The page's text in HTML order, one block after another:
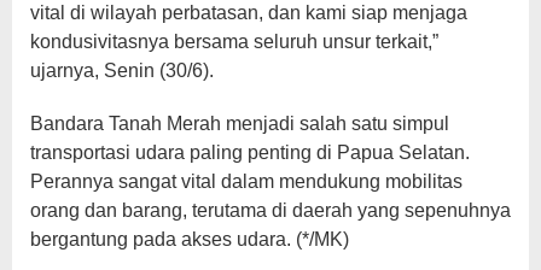
vital di wilayah perbatasan, dan kami siap menjaga
kondusivitasnya bersama seluruh unsur terkait,”
ujarnya, Senin (30/6).
Bandara Tanah Merah menjadi salah satu simpul
transportasi udara paling penting di Papua Selatan.
Perannya sangat vital dalam mendukung mobilitas
orang dan barang, terutama di daerah yang sepenuhnya
bergantung pada akses udara. (*/MK)